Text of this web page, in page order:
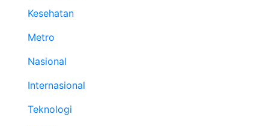
Kesehatan
Metro
Nasional
Internasional
Teknologi